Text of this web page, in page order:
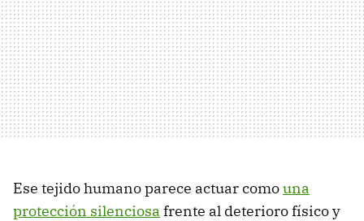
Ese tejido humano parece actuar comouna
protección silenciosa frente al deterioro físico y